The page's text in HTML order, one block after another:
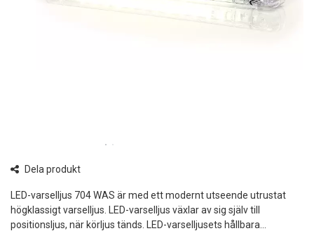
Dela produkt
LED-varselljus 704 WAS är med ett modernt utseende utrustat
högklassigt varselljus. LED-varselljus växlar av sig själv till
positionsljus, när körljus tänds. LED-varselljusets hållbara...